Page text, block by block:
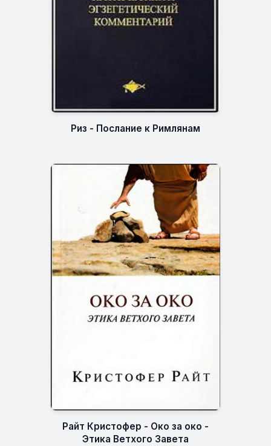
Риз - Послание к Римлянам
Райт Кристофер - Око за око -
Этика Ветхого Завета